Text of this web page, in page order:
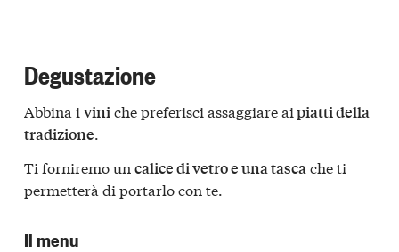
Degustazione
Abbina i viniche preferisci assaggiare aipiatti della
tradizione.
Ti forniremo un calice di vetro e una tascache ti
permetterà di portarlo con te.
Il menu